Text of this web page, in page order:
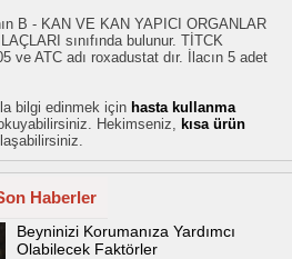
B - KAN VE KAN YAPICI ORGANLAR
sınıfında bulunur. TİTCK
ve ATC adı roxadustat dır. İlacın 5 adet
bilgi edinmek için hasta kullanma
Hekimseniz, kısa ürün
Haberler
Beyninizi Korumanıza Yardımcı
Olabilecek Faktörler